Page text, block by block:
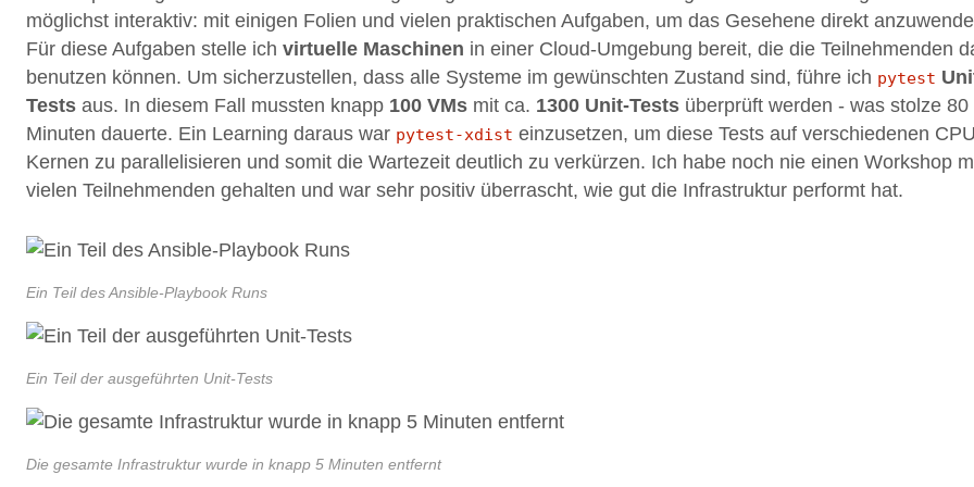
möglichst interaktiv: mit einigen Folien und vielen praktischen Aufgaben, um das Gesehene direkt
Für diese Aufgaben stelle ich virtuelle Maschinen in einer Cloud-Umgebung bereit, die die Teilnehmenden
benutzen können. Um sicherzustellen, dass alle Systeme im gewünschten Zustand sind, führe ich pytest
Tests aus. In diesem Fall mussten knapp 100 VMs mit ca. 1300 Unit-Tests überprüft werden - was stolze 80
Minuten dauerte. Ein Learning daraus war pytest-xdist einzusetzen, um diese Tests auf verschiedenen
Kernen zu parallelisieren und somit die Wartezeit deutlich zu verkürzen. Ich habe noch nie einen Workshop
vielen Teilnehmenden gehalten und war sehr positiv überrascht, wie gut die Infrastruktur performt hat.
Ein Teil des Ansible-Playbook Runs
Ein Teil der ausgeführten Unit-Tests
Die gesamte Infrastruktur wurde in knapp 5 Minuten entfernt